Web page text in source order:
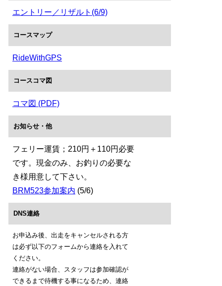
エントリー／リザルト(6/9)
コースマップ
RideWithGPS
コースコマ図
コマ図 (PDF)
お知らせ・他
フェリー運賃；210円＋110円必要
です。現金のみ、お釣りの必要な
き様用意して下さい。
BRM523参加案内 (5/6)
DNS連絡
お申込み後、出走をキャンセルされる方
は必ず以下のフォームから連絡を入れて
ください。
連絡がない場合、スタッフは参加確認が
できるまで待機する事になるため、連絡